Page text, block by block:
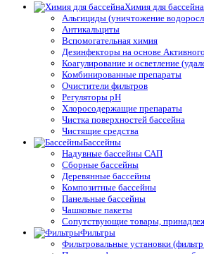
Химия для бассейна
Альгициды (уничтожение
Антикальциты
Вспомогательная химия
Дезинфекторы на основе
Коагулирование и осветление
Комбинированные препараты
Очистители фильтров
Регуляторы pH
Хлоросодержащие препараты
Чистка поверхностей бассейна
Чистящие средства
Бассейны
Надувные бассейны САП
Сборные бассейны
Деревянные бассейны
Композитные бассейны
Панельные бассейны
Чашковые пакеты
Сопутствующие товары,
Фильтры
Фильтровальные установки